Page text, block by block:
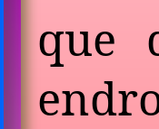
que